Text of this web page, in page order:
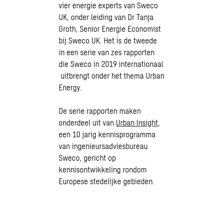
vier energie experts van Sweco
UK, onder leiding van Dr Tanja
Groth, Senior Energie Economist
bij Sweco UK. Het is de tweede
in een serie van zes rapporten
die Sweco in 2019 internationaal
uitbrengt onder het thema Urban
Energy.
De serie rapporten maken
onderdeel uit van Urban Insight,
een 10 jarig kennisprogramma
van ingenieursadviesbureau
Sweco, gericht op
kennisontwikkeling rondom
Europese stedelijke gebieden.